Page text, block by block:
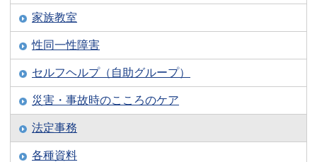
家族教室
性同一性障害
セルフヘルプ（自助グループ）
災害・事故時のこころのケア
法定事務
各種資料